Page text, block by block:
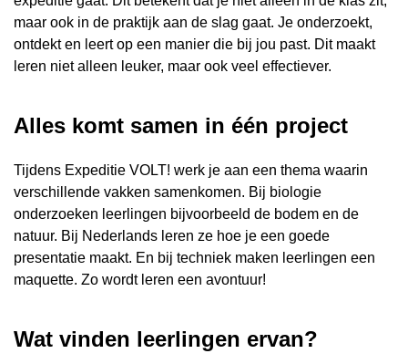
maar ook in de praktijk aan de slag gaat. Je onderzoekt,
ontdekt en leert op een manier die bij jou past. Dit maakt
leren niet alleen leuker, maar ook veel effectiever.
Alles komt samen in één project
Tijdens Expeditie VOLT! werk je aan een thema waarin
verschillende vakken samenkomen. Bij biologie
onderzoeken leerlingen bijvoorbeeld de bodem en de
natuur. Bij Nederlands leren ze hoe je een goede
presentatie maakt. En bij techniek maken leerlingen een
maquette. Zo wordt leren een avontuur!
Wat vinden leerlingen ervan?